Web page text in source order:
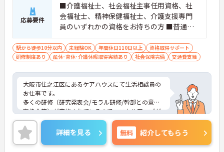
応募要件
■介護福祉士、社会福祉主事任用資格、社
会福祉士、精神保健福祉士、介護支援専門
員のいずれかの資格をお持ちの方 ■普通自
動車運転免許（AT限定可） ■求める人財 ・
相手の立場に立って物事を考えることがで
きる方 ・コミュニケーションをとることが
（必須ではありません）
駅から徒歩10分以内 未経験OK 年間休日110日以上
資格取得サポート
研修制度あり
産休･育休･介護休暇取得実績あり 社会保険完備 交通費支給
大阪市住之江区にあるケアハウスにて生活相談員の
お仕事です。
多くの研修（研究発表会/モラル研修/幹部との意見
交換会等）が実施されているので、スキルアップが
図りやすい環境です！
ご興味ある方には、面接対策ポイントなど、さらに
詳細をお話しいたしますのでお気軽にご相談くださ
い。
詳細を見る 無料 紹介してもらう